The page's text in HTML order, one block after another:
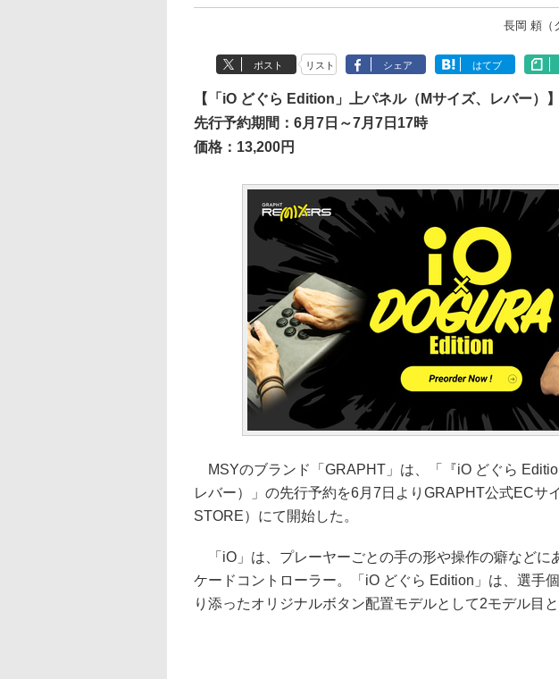
長岡 頼（
ポスト リスト シェア はてブ
【「iO どぐら Edition」上パネル（Mサイズ、レバー）】
先行予約期間：6月7日～7月7日17時
価格：13,200円
MSYのブランド「GRAPHT」は、「『iO どぐら
レバー）」の先行予約を6月7日よりGRAPHT公式ECサ
STORE）にて開始した。
「iO」は、プレーヤーごとの手の形や操作の癖などに
ケードコントローラー。「iO どぐら Edition」は、選手
り添ったオリジナルボタン配置モデルとして2モデル目と